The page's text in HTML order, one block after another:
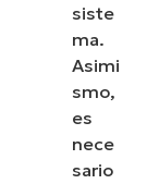
siste
ma.
Asimi
smo,
es
nece
sario